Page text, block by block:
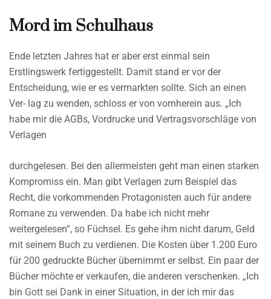
Mord im Schulhaus
Ende letzten Jahres hat er aber erst einmal sein
Erstlingswerk fertiggestellt. Damit stand er vor der
Entscheidung, wie er es vermarkten sollte. Sich an einen
Ver- lag zu wenden, schloss er von vornherein aus. „Ich
habe mir die AGBs, Vordrucke und Vertragsvorschläge von
Verlagen
durchgelesen. Bei den allermeisten geht man einen starken
Kompromiss ein. Man gibt Verlagen zum Beispiel das
Recht, die vorkommenden Protagonisten auch für andere
Romane zu verwenden. Da habe ich nicht mehr
weitergelesen“, so Füchsel. Es gehe ihm nicht darum, Geld
mit seinem Buch zu verdienen. Die Kosten über 1.200 Euro
für 200 gedruckte Bücher übernimmt er selbst. Ein paar der
Bücher möchte er verkaufen, die anderen verschenken. „Ich
bin Gott sei Dank in einer Situation, in der ich mir das